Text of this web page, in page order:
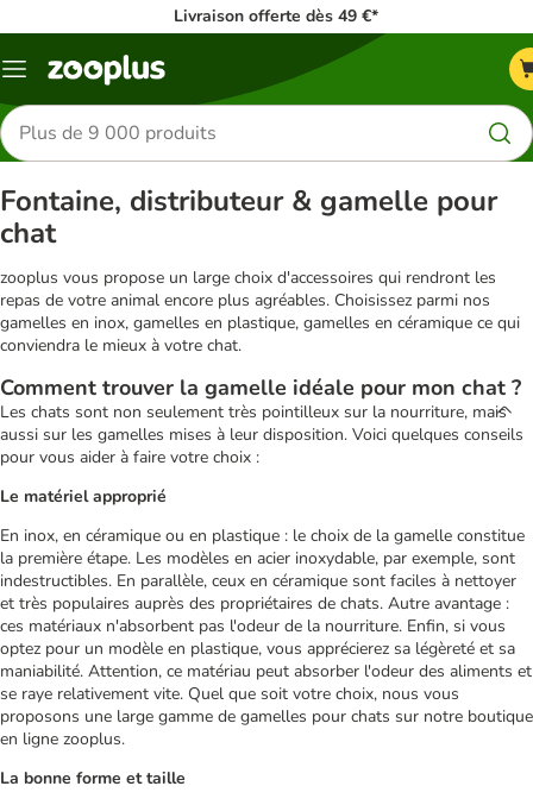
Livraison offerte dès 49 €*
Menu
Rechercher
des
produits
Fontaine, distributeur & gamelle pour
chat
zooplus vous propose un large choix d'accessoires qui rendront les
repas de votre animal encore plus agréables. Choisissez parmi nos
gamelles en inox, gamelles en plastique, gamelles en céramique ce qui
conviendra le mieux à votre chat.
Comment trouver la gamelle idéale pour mon chat ?
Les chats sont non seulement très pointilleux sur la nourriture, mais
aussi sur les gamelles mises à leur disposition. Voici quelques conseils
pour vous aider à faire votre choix :
Le matériel approprié
En inox, en céramique ou en plastique : le choix de la gamelle constitue
la première étape. Les modèles en acier inoxydable, par exemple, sont
indestructibles. En parallèle, ceux en céramique sont faciles à nettoyer
et très populaires auprès des propriétaires de chats. Autre avantage :
ces matériaux n'absorbent pas l'odeur de la nourriture. Enfin, si vous
optez pour un modèle en plastique, vous apprécierez sa légèreté et sa
maniabilité. Attention, ce matériau peut absorber l'odeur des aliments et
se raye relativement vite. Quel que soit votre choix, nous vous
proposons une large gamme de gamelles pour chats sur notre boutique
en ligne zooplus.
La bonne forme et taille